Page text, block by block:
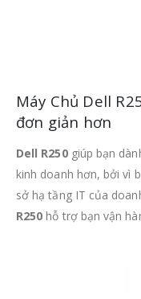
Máy Chủ Dell
đơn giản hơn
Dell R250giúp bạn
kinh doanh hơn, bởi vì
sở hạ tầng IT của
R250 hỗ trợ bạn vận